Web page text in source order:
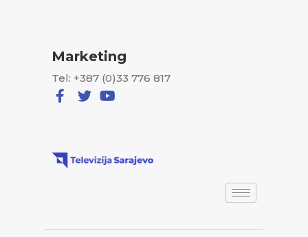
Marketing
Tel: +387 (0)33 776 817